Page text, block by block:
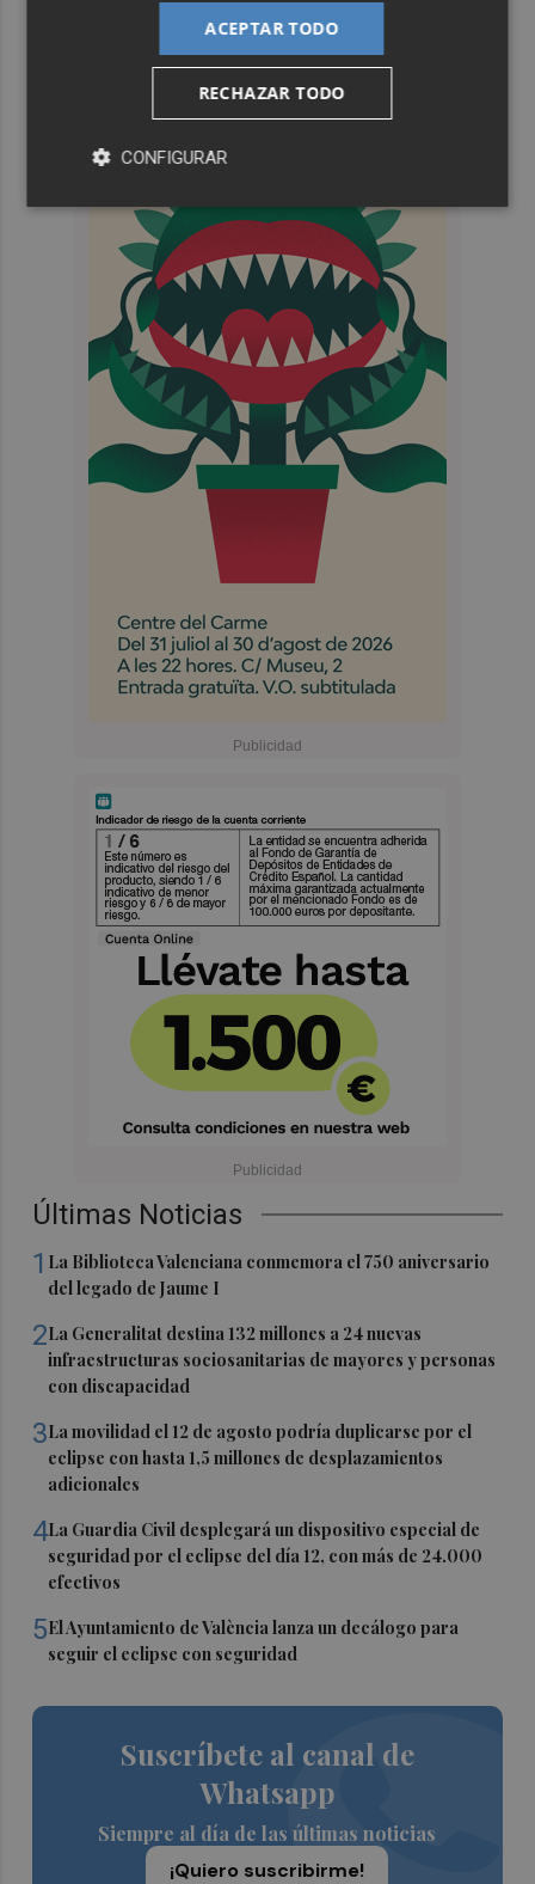
Últimas Noticias
1 La Biblioteca Valenciana conmemora el 750 aniversario
del legado de Jaume I
2La Generalitat destina 132 millones a 24 nuevas
infraestructuras sociosanitarias de mayores y personas
con discapacidad
3La movilidad el 12 de agosto podría duplicarse por el
eclipse con hasta 1,5 millones de desplazamientos
adicionales
4La Guardia Civil desplegará un dispositivo especial de
seguridad por el eclipse del día 12, con más de 24.000
efectivos
5El Ayuntamiento de València lanza un decálogo para
seguir el eclipse con seguridad
Suscríbete al canal de
Whatsapp
Siempre al día de las últimas noticias
¡Quiero suscribirme!
ACEPTAR TODO
RECHAZAR TODO
CONFIGURAR